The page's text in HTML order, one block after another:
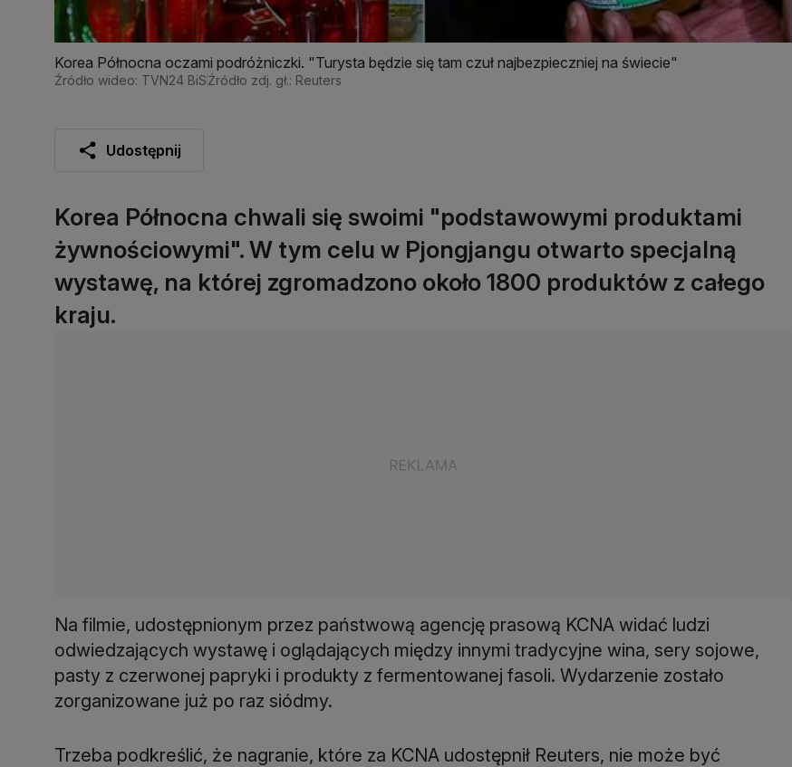
Korea Północna oczami podróżniczki. "Turysta będzie się tam czuł najbezpieczniej na świecie"
Źródło wideo: TVN24 BiSŹródło zdj. gł.: Reuters
Udostępnij
Korea Północna chwali się swoimi "podstawowymi produktami
żywnościowymi". W tym celu w Pjongjangu otwarto specjalną
wystawę, na której zgromadzono około 1800 produktów z całego
kraju.
Na filmie, udostępnionym przez państwową agencję prasową KCNA widać ludzi
odwiedzających wystawę i oglądających między innymi tradycyjne wina, sery sojowe,
pasty z czerwonej papryki i produkty z fermentowanej fasoli. Wydarzenie zostało
zorganizowane już po raz siódmy.
Trzeba podkreślić, że nagranie, które za KCNA udostępnił Reuters, nie może być